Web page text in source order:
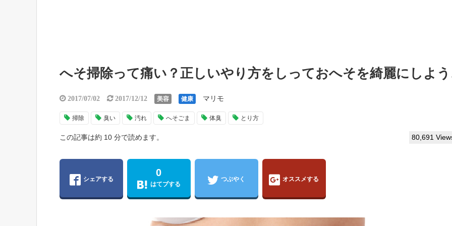
へそ掃除って痛い？正しいやり方をしっておへそを綺麗にしよ
2017/07/02 2017/12/12 美容 健康 マリモ
掃除 臭い 汚れ へそごま 体臭 とり方
この記事は約 10 分で読めます。 80,691
シェアする
0
はてブする
つぶやく オススメする